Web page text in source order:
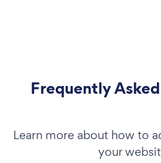
Frequently
Learn more about how to
your